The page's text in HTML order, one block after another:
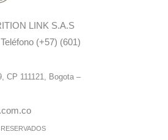
LINK S.A.S
(+57) (601)
CP 111121, Bogota –